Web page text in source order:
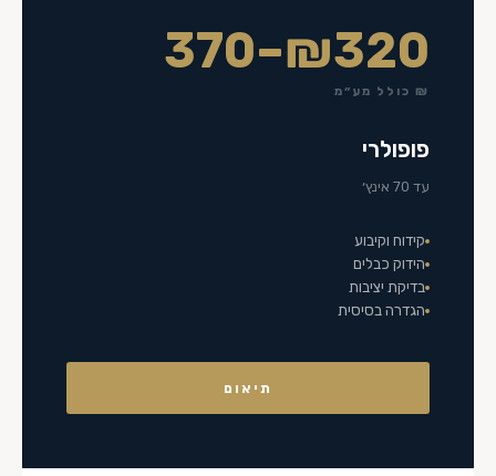
₪320–370
₪ כולל מע״מ
פופולרי
עד 70 אינץ׳
קידוח וקיבוע
הידוק כבלים
בדיקת יציבות
הגדרה בסיסית
תיאום